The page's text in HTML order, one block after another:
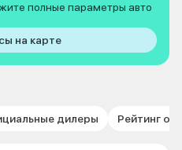
полные параметры авто
на карте
дилеры Рейтинг